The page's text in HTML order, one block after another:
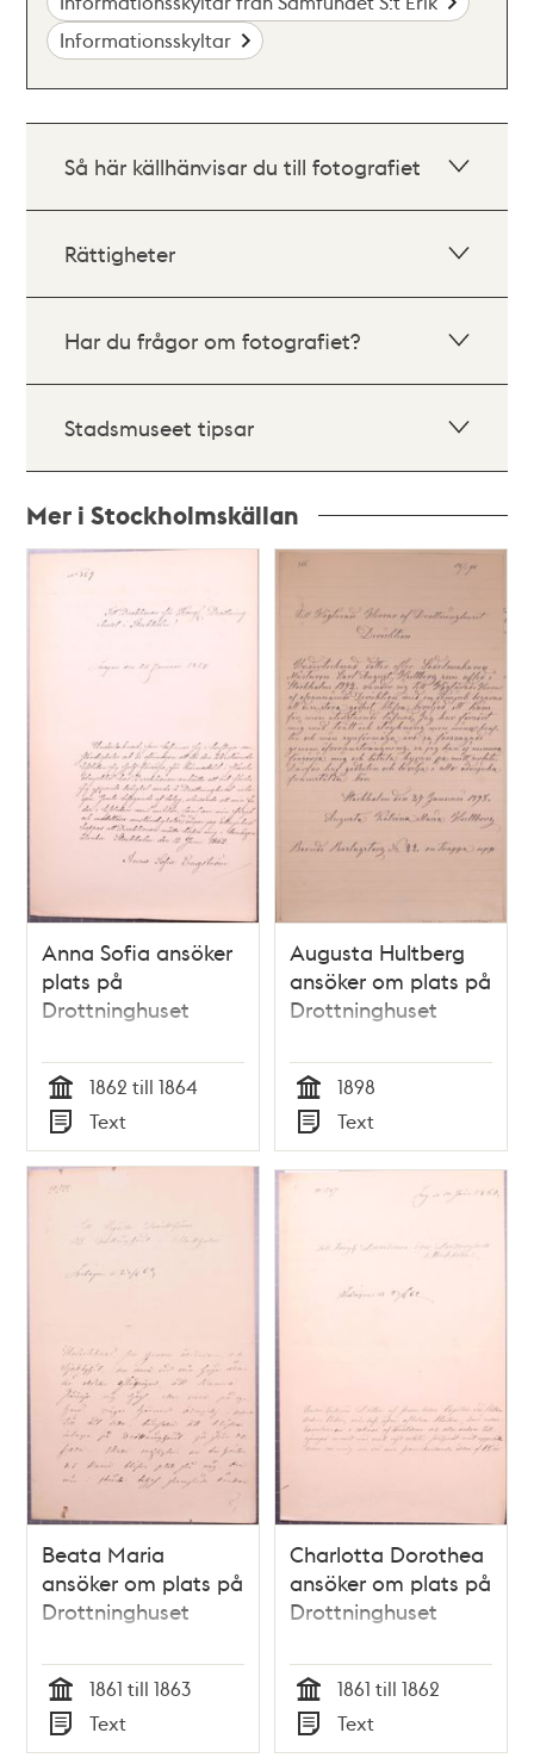
Informationsskyltar
Så här källhänvisar du till fotografiet
Rättigheter
Har du frågor om fotografiet?
Stadsmuseet tipsar
Mer i Stockholmskällan
Relaterade
Anna Sofia ansöker
plats på
Drottninghuset
Tid
1862 till 1864
Typ
Text
Augusta Hultberg
ansöker om plats på
Drottninghuset
Tid
1898
Typ
Text
Beata Maria
ansöker om plats på
Drottninghuset
Tid
1861 till 1863
Typ
Text
Charlotta Dorothea
ansöker om plats på
Drottninghuset
Tid
1861 till 1862
Typ
Text